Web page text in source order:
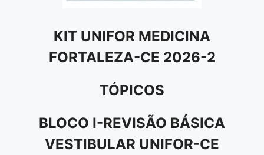
KIT UNIFOR MEDICINA
FORTALEZA-CE 2026-2
TÓPICOS
BLOCO I-REVISÃO BÁSICA
VESTIBULAR UNIFOR-CE